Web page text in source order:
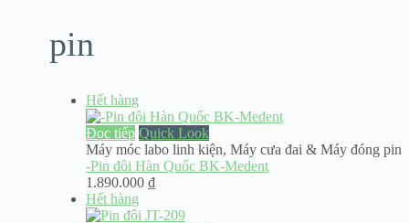
pin
Hết hàng
Đọc tiếp Quick Look
Máy móc labo linh kiện, Máy cưa đai & Máy đóng pin
-Pin đôi Hàn Quốc BK-Medent
1.890.000 ₫
Hết hàng